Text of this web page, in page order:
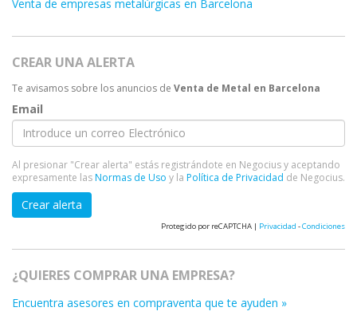
Venta de empresas metalúrgicas en Barcelona
CREAR UNA ALERTA
Te avisamos sobre los anuncios de Venta de Metal en Barcelona
Email
Al presionar "Crear alerta" estás registrándote en Negocius y aceptando
expresamente lasNormas de Uso y la Política de Privacidad de Negocius.
Crear alerta
Protegido por reCAPTCHA | Privacidad -Condiciones
¿QUIERES COMPRAR UNA EMPRESA?
Encuentra asesores en compraventa que te ayuden »